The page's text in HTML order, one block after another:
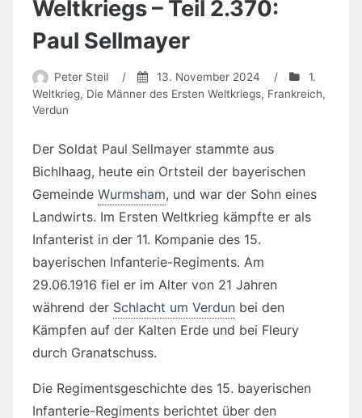
Weltkriegs – Teil 2.370:
Paul Sellmayer
Peter Steil / 13. November 2024 /
1.
Weltkrieg, Die Männer des Ersten Weltkriegs, Frankreich,
Verdun
Der Soldat Paul Sellmayer stammte aus
Bichlhaag, heute ein Ortsteil der bayerischen
Gemeinde Wurmsham, und war der Sohn eines
Landwirts. Im Ersten Weltkrieg kämpfte er als
Infanterist in der 11. Kompanie des 15.
bayerischen Infanterie-Regiments. Am
29.06.1916 fiel er im Alter von 21 Jahren
während der Schlacht um Verdun bei den
Kämpfen auf der Kalten Erde und bei Fleury
durch Granatschuss.
Die Regimentsgeschichte des 15. bayerischen
Infanterie-Regiments berichtet über den